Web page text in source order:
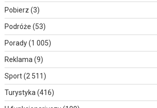
Pobierz (3)
Podróże (53)
Porady(1 005)
Reklama (9)
Sport(2 511)
Turystyka (416)